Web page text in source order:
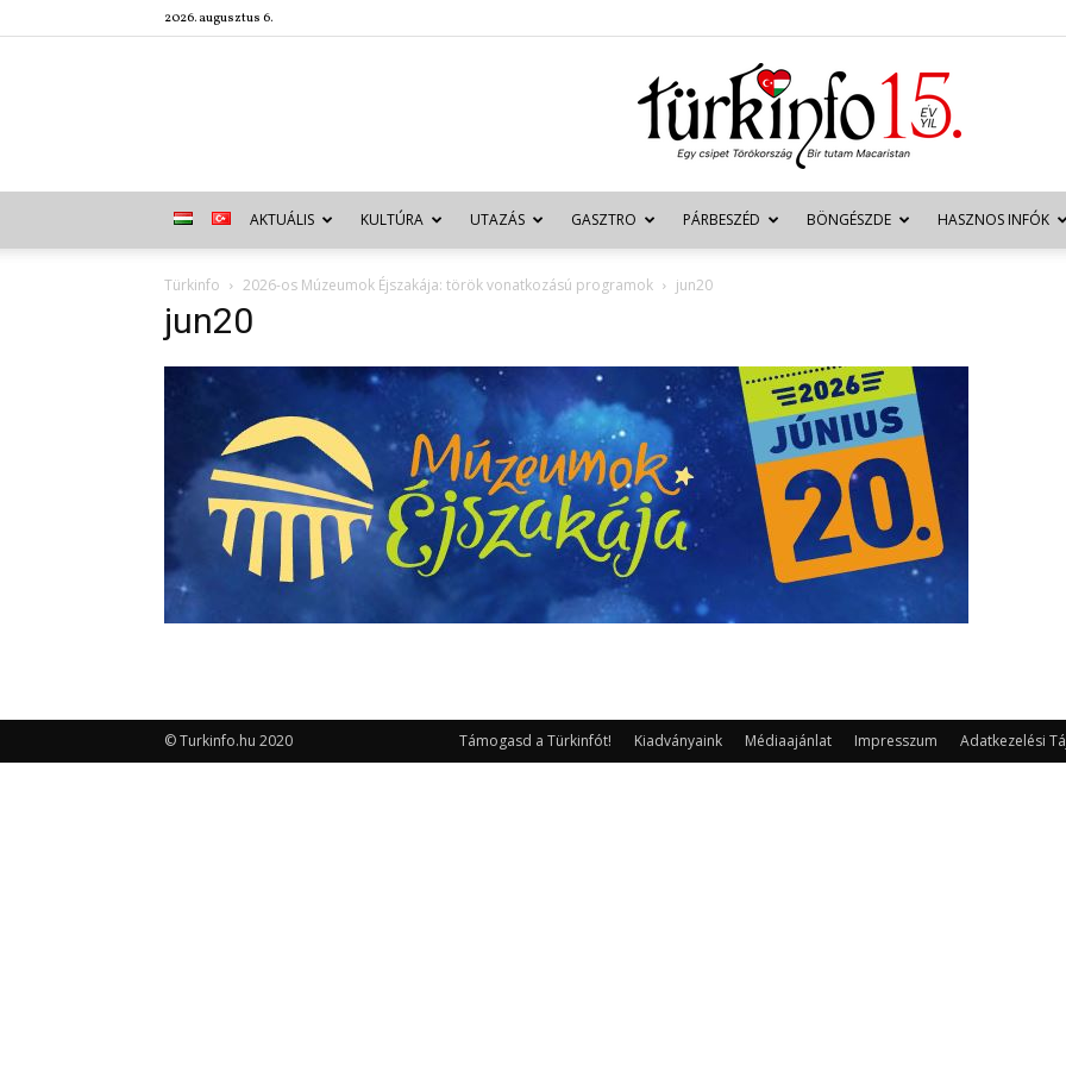
2026. augusztus 6.
Türkinfo
AKTUÁLIS KULTÚRA UTAZÁS GASZTRO PÁRBESZÉD BÖNGÉSZDE HASZNOS INFÓK
Türkinfo 2026-os Múzeumok Éjszakája: török vonatkozású programok jun20
jun20
Támogasd a Türkinfót! Kiadványaink Médiaajánlat Impresszum Adatkezelési
© Turkinfo.hu 2020